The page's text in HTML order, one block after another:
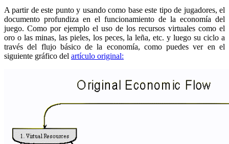
A partir de este punto y usando como base este tipo de jugadores, el
documento profundiza en el funcionamiento de la economía del
juego. Como por ejemplo el uso de los recursos virtuales como el
oro o las minas, las pieles, los peces, la leña, etc. y luego su ciclo a
través del flujo básico de la economía, como puedes ver en el
siguiente gráfico del artículo original: